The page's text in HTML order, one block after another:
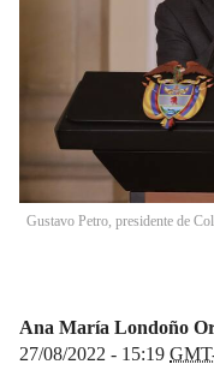
Gustavo Petro, presidente de
Ana María Londoño
27/08/2022 - 15:19